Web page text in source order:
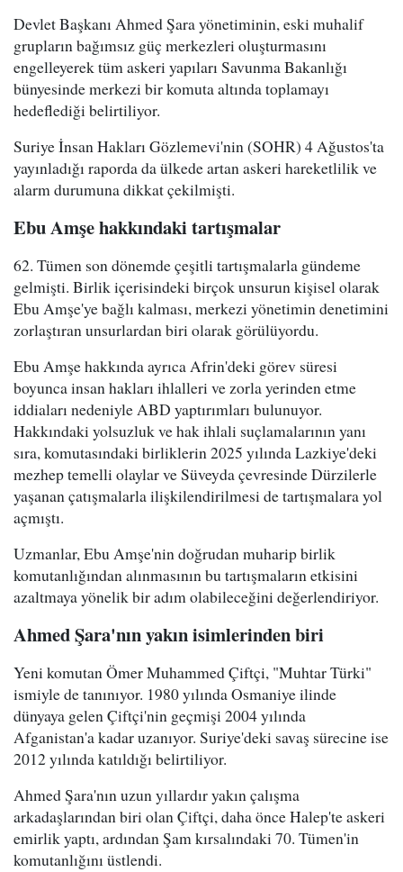
Devlet Başkanı Ahmed Şara yönetiminin, eski muhalif
grupların bağımsız güç merkezleri oluşturmasını
engelleyerek tüm askeri yapıları Savunma Bakanlığı
bünyesinde merkezi bir komuta altında toplamayı
hedeflediği belirtiliyor.
Suriye İnsan Hakları Gözlemevi'nin (SOHR) 4 Ağustos'ta
yayınladığı raporda da ülkede artan askeri hareketlilik ve
alarm durumuna dikkat çekilmişti.
Ebu Amşe hakkındaki tartışmalar
62. Tümen son dönemde çeşitli tartışmalarla gündeme
gelmişti. Birlik içerisindeki birçok unsurun kişisel olarak
Ebu Amşe'ye bağlı kalması, merkezi yönetimin denetimini
zorlaştıran unsurlardan biri olarak görülüyordu.
Ebu Amşe hakkında ayrıca Afrin'deki görev süresi
boyunca insan hakları ihlalleri ve zorla yerinden etme
iddiaları nedeniyle ABD yaptırımları bulunuyor.
Hakkındaki yolsuzluk ve hak ihlali suçlamalarının yanı
sıra, komutasındaki birliklerin 2025 yılında Lazkiye'deki
mezhep temelli olaylar ve Süveyda çevresinde Dürzilerle
yaşanan çatışmalarla ilişkilendirilmesi de tartışmalara yol
açmıştı.
Uzmanlar, Ebu Amşe'nin doğrudan muharip birlik
komutanlığından alınmasının bu tartışmaların etkisini
azaltmaya yönelik bir adım olabileceğini değerlendiriyor.
Ahmed Şara'nın yakın isimlerinden biri
Yeni komutan Ömer Muhammed Çiftçi, "Muhtar Türki"
ismiyle de tanınıyor. 1980 yılında Osmaniye ilinde
dünyaya gelen Çiftçi'nin geçmişi 2004 yılında
Afganistan'a kadar uzanıyor. Suriye'deki savaş sürecine ise
2012 yılında katıldığı belirtiliyor.
Ahmed Şara'nın uzun yıllardır yakın çalışma
arkadaşlarından biri olan Çiftçi, daha önce Halep'te askeri
emirlik yaptı, ardından Şam kırsalındaki 70. Tümen'in
komutanlığını üstlendi.